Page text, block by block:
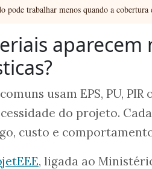
pode trabalhar menos quando a
aparecem
usam EPS, PU,
do projeto.
custo e
, ligada ao